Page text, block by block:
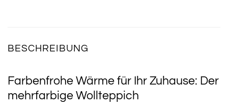
BESCHREIBUNG
Farbenfrohe Wärme für Ihr Zuhause: Der
mehrfarbige Wollteppich